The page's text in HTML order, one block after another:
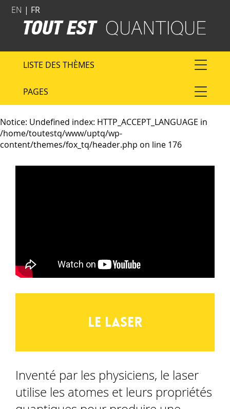
EN | FR
LISTE DES THÈMES
PAGES
Notice: Undefined index: HTTP_ACCEPT_LANGUAGE in
/home/toutestq/www/uptq/wp-
content/themes/fox_tq/header.php on line 176
Le laser
Inventé par les physiciens, le laser
utilise les atomes et leurs propriétés